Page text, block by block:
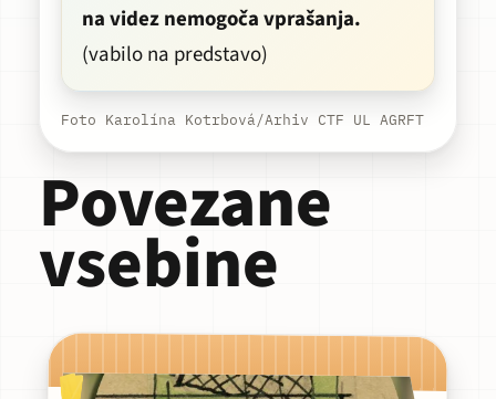
na videz nemogoča vprašanja.
(vabilo na predstavo)
Foto Karolína Kotrbová/Arhiv CTF UL AGRFT
Povezane
vsebine